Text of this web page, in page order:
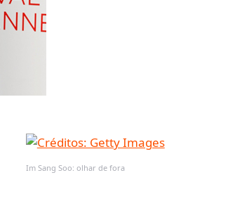
Im Sang Soo: olhar de fora